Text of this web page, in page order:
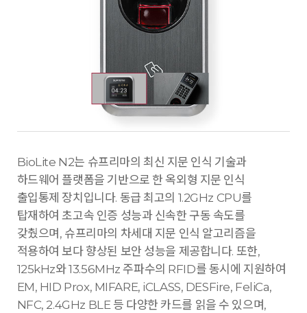
BioLite N2는 슈프리마의 최신 지문 인식 기술과
하드웨어 플랫폼을 기반으로 한 옥외형 지문 인식
출입통제 장치입니다. 동급 최고의 1.2GHz CPU를
탑재하여 초고속 인증 성능과 신속한 구동 속도를
갖췄으며, 슈프리마의 차세대 지문 인식 알고리즘을
적용하여 보다 향상된 보안 성능을 제공합니다. 또한,
125kHz와 13.56MHz 주파수의 RFID를 동시에 지원하여
EM, HID Prox, MIFARE, iCLASS, DESFire, FeliCa,
NFC, 2.4GHz BLE 등 다양한 카드를 읽을 수 있으며,